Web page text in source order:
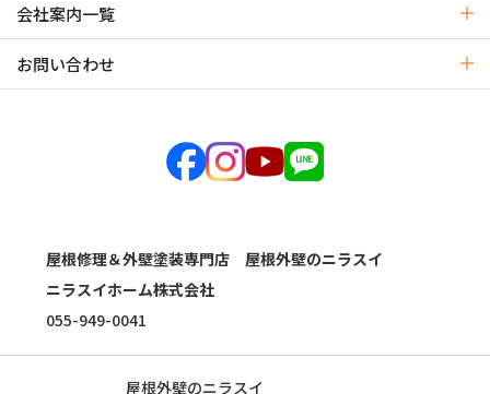
会社案内一覧
お問い合わせ
屋根修理＆外壁塗装専門店 屋根外壁のニラスイ
ニラスイホーム株式会社
055-949-0041
屋根外壁のニラスイ